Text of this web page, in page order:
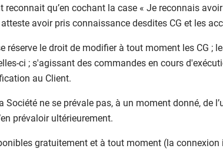
reconnait qu’en cochant la case « Je reconnais
avoir pris connaissance desdites CG et les
réserve le droit de modifier à tout moment les CG
ci ; s'agissant des commandes en cours
au Client.
Société ne se prévale pas, à un moment donné, de
prévaloir ultérieurement.
gratuitement et à tout moment (la